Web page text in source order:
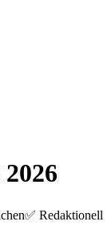
✅ Redaktionell